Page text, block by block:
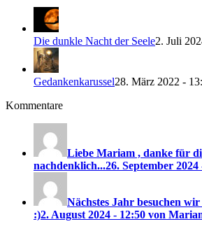
Die dunkle Nacht der Seele2. Juli
Gedankenkarussel28. März 2022 -
Kommentare
Liebe Mariam , danke für
nachdenklich...26. September
Nächstes Jahr besuchen
:)2. August 2024 - 12:50 von